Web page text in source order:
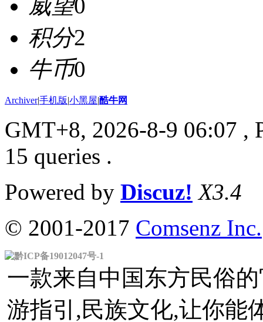
威望0
积分2
牛币0
Archiver|手机版|小黑屋|酷牛网
GMT+8, 2026-8-9 06:07 ,
15 queries .
Powered by Discuz! X3.4
© 2001-2017 Comsenz Inc.
黔ICP备19012047号-1
一款来自中国东方民俗
游指引,民族文化,让你能